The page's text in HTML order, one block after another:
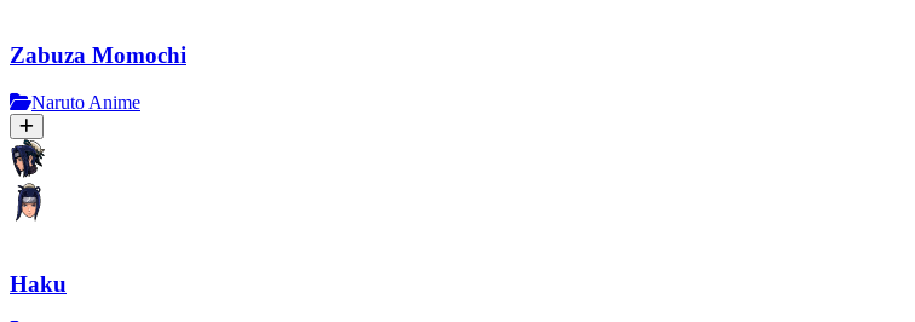
Zabuza Momochi
Naruto Anime
Haku